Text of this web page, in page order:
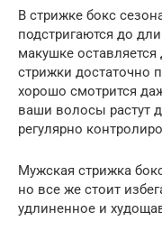
В стрижке бокс
подстригаются до
макушке
стрижки достаточно
хорошо смотрится
ваши волосы растут
регулярно
Мужская стрижка
но все же стоит
удлиненное и